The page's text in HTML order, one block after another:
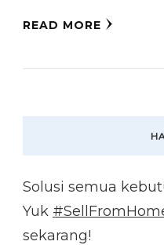
READ MORE
Solusi semua
Yuk
sekarang!